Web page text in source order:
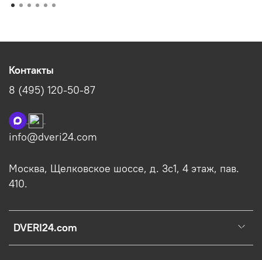
DVERI24.com
Контакты
8 (495) 120-50-87
info@dveri24.com
Москва, Щелковское шоссе, д. 3с1, 4 этаж, пав.
410.